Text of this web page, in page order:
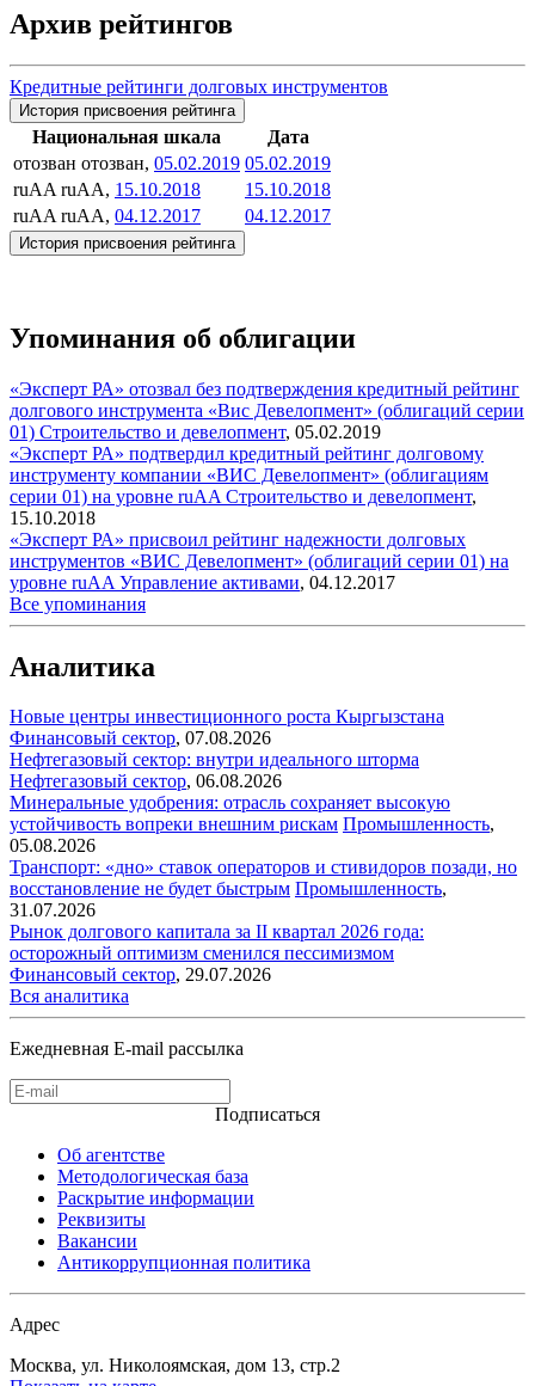
Архив рейтингов
Кредитные рейтинги долговых инструментов
История присвоения рейтинга
Национальная шкала
Дата
отозван отозван, 05.02.2019 05.02.2019
ruAA ruAA, 15.10.2018
15.10.2018
ruAA ruAA, 04.12.2017 04.12.2017
История присвоения рейтинга
Упоминания об облигации
«Эксперт РА» отозвал без подтверждения кредитный рейтинг
долгового инструмента «Вис Девелопмент» (облигаций серии
01) Строительство и девелопмент, 05.02.2019
«Эксперт РА» подтвердил кредитный рейтинг долговому
инструменту компании «ВИС Девелопмент» (облигациям
серии 01) на уровне ruAA Строительство и девелопмент,
15.10.2018
«Эксперт РА» присвоил рейтинг надежности долговых
инструментов «ВИС Девелопмент» (облигаций серии 01) на
уровне ruAA Управление активами, 04.12.2017
Все упоминания
Аналитика
Новые центры инвестиционного роста Кыргызстана
Финансовый сектор, 07.08.2026
Нефтегазовый сектор: внутри идеального шторма
Нефтегазовый сектор, 06.08.2026
Минеральные удобрения: отрасль сохраняет высокую
устойчивость вопреки внешним рискам Промышленность,
05.08.2026
Транспорт: «дно» ставок операторов и стивидоров позади, но
восстановление не будет быстрым Промышленность,
31.07.2026
Рынок долгового капитала за II квартал 2026 года:
осторожный оптимизм сменился пессимизмом
Финансовый сектор, 29.07.2026
Вся аналитика
Ежедневная E-mail рассылка
Подписаться
Об агентстве
Методологическая база
Раскрытие информации
Реквизиты
Вакансии
Антикоррупционная политика
Адрес
Москва, ул. Николоямская, дом 13, стр.2